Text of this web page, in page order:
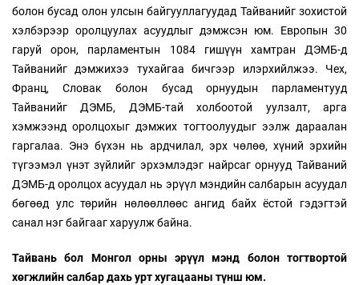
болон бусад олон улсын байгууллагуудад Тайванийг зохистой
хэлбэрээр оролцуулах асуудлыг дэмжсэн юм. Европын 30
гаруй орон, парламентын 1084 гишүүн хамтран ДЭМБ-д
Тайванийг дэмжихээ тухайгаа бичгээр илэрхийлжээ. Чех,
Франц, Словак болон бусад орнуудын парламентууд
Тайванийг ДЭМБ, ДЭМБ-тай холбоотой уулзалт, арга
хэмжээнд оролцохыг дэмжих тогтоолуудыг ээлж дараалан
гаргалаа. Энэ бүхэн нь ардчилал, эрх чөлөө, хүний эрхийн
түгээмэл үнэт зүйлийг эрхэмлэдэг найрсаг орнууд Тайваний
ДЭМБ-д оролцох асуудал нь эрүүл мэндийн салбарын асуудал
бөгөөд улс төрийн нөлөөллөөс ангид байх ёстой гэдэгтэй
санал нэг байгааг харуулж байна.
Тайвань бол Монгол орны эрүүл мэнд болон тогтвортой
хөгжлийн салбар дахь урт хугацааны түнш юм.